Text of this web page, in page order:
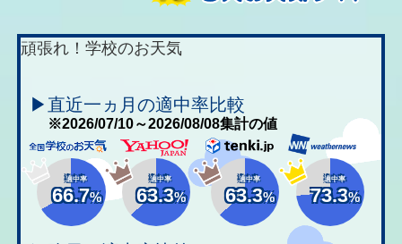
頑張れ！学校のお天気
▶直近一ヵ月の適中率比較
※2026/07/10～2026/08/08集計の値
適中率
66.7%
適中率
63.3%
適中率
63.3%
適中率
73.3%